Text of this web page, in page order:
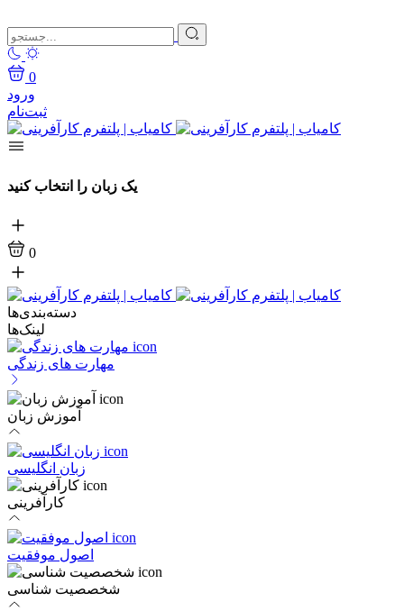
0
ورود
ثبت‌نام
یک زبان را انتخاب کنید
0
دسته‌بندی‌ها
لینک‌ها
مهارت های زندگی
آموزش زبان
زبان انگلیسی
کارآفرینی
اصول موفقیت
شخصصیت شناسی